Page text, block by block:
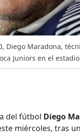
Diego Maradona,
Juniors en el
del fútbol Diego
miércoles, tras